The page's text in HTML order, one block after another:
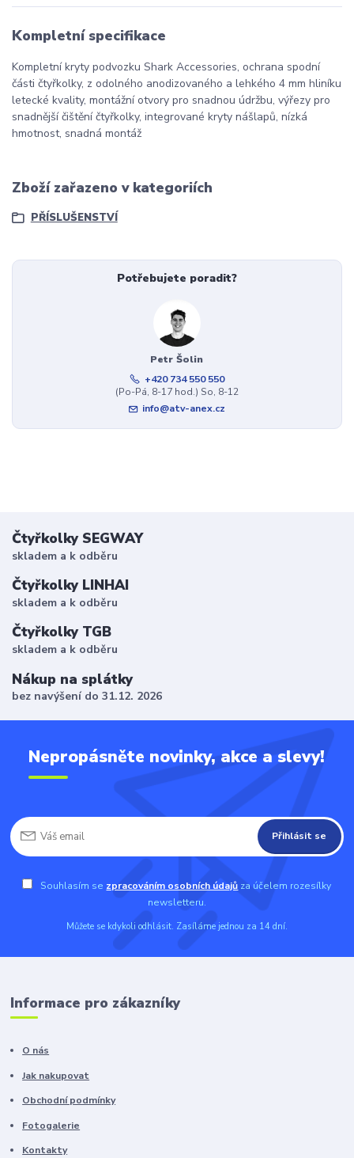
Kompletní specifikace
Kompletní kryty podvozku Shark Accessories, ochrana spodní
části čtyřkolky, z odolného anodizovaného a lehkého 4 mm hliníku
letecké kvality, montážní otvory pro snadnou údržbu, výřezy pro
snadnější čištění čtyřkolky, integrované kryty nášlapů, nízká
hmotnost, snadná montáž
Zboží zařazeno v kategoriích
PŘÍSLUŠENSTVÍ
Potřebujete poradit?
Petr Šolin
+420 734 550 550
(Po-Pá, 8-17 hod.) So, 8-12
info@atv-anex.cz
Čtyřkolky SEGWAY
skladem a k odběru
Čtyřkolky LINHAI
skladem a k odběru
Čtyřkolky TGB
skladem a k odběru
Nákup na splátky
bez navýšení do 31.12. 2026
Nepropásněte novinky, akce a slevy!
Přihlásit se
Souhlasím se zpracováním osobních údajů za účelem rozesílky
newsletteru.
Můžete se kdykoli odhlásit. Zasíláme jednou za 14 dní.
Informace pro zákazníky
O nás
Jak nakupovat
Obchodní podmínky
Fotogalerie
Kontakty